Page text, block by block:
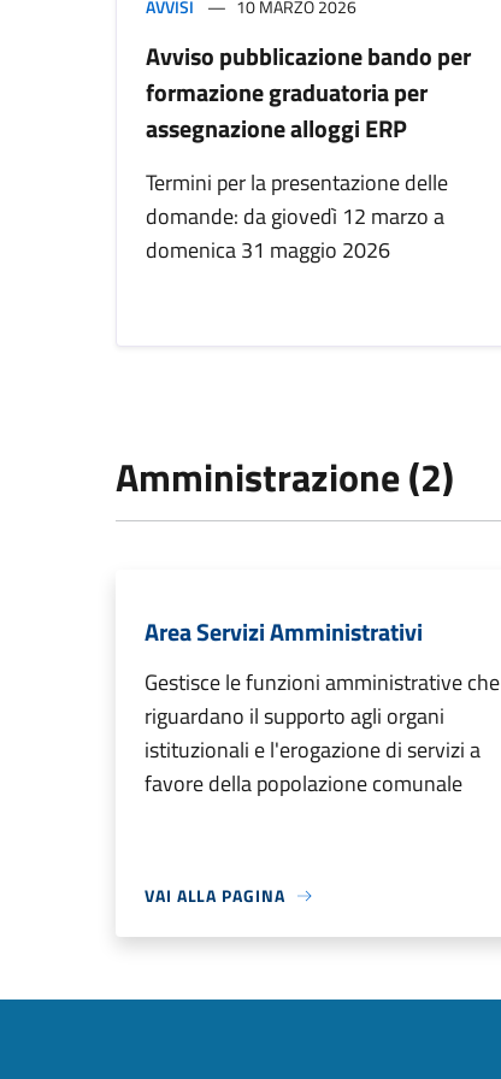
AVVISI 10 MARZO 2026
Avviso pubblicazione bando per
formazione graduatoria per
assegnazione alloggi ERP
Termini per la presentazione delle
domande: da giovedì 12 marzo a
domenica 31 maggio 2026
Amministrazione (2)
Area Servizi Amministrativi
Gestisce le funzioni amministrative che
riguardano il supporto agli organi
istituzionali e l'erogazione di servizi a
favore della popolazione comunale
VAI ALLA PAGINA